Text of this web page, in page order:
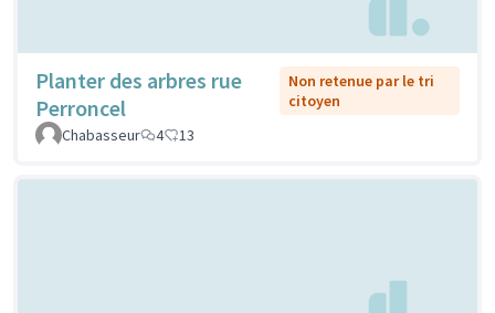
Planter des arbres rue
Perroncel
Non retenue par le tri
citoyen
Chabasseur
4 13